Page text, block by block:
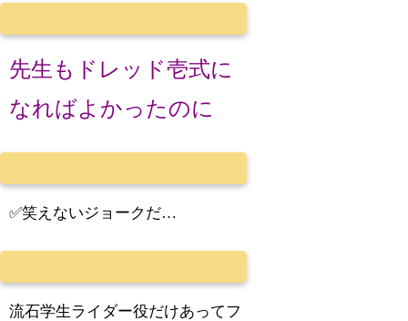
先生もドレッド壱式に
なればよかったのに
✅笑えないジョークだ…
流石学生ライダー役だけあってフ